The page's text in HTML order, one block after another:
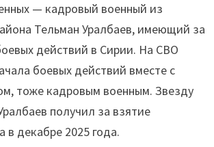
— кадровый военный из
Тельман Уралбаев, имеющий за
действий в Сирии. На СВО
боевых действий вместе с
тоже кадровым военным. Звезду
получил за взятие
в декабре 2025 года.